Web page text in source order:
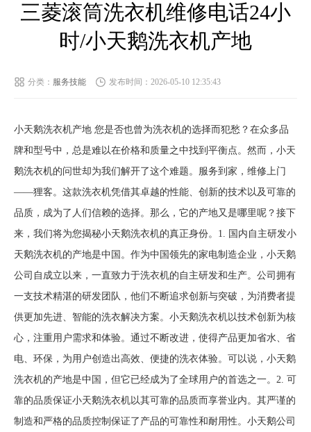
三菱滚筒洗衣机维修电话24小
时/小天鹅洗衣机产地
分类： 服务技能 发布时间：2026-05-10 12:35:43
小天鹅洗衣机产地 您是否也曾为洗衣机的选择而犯愁？在众多品
牌和型号中，总是难以在价格和质量之中找到平衡点。然而，小天
鹅洗衣机的问世却为我们解开了这个难题。服务到家，维修上门
——狸客。这款洗衣机凭借其卓越的性能、创新的技术以及可靠的
品质，成为了人们信赖的选择。那么，它的产地又是哪里呢？接下
来，我们将为您揭秘小天鹅洗衣机的真正身份。1. 国内自主研发小
天鹅洗衣机的产地是中国。作为中国领先的家电制造企业，小天鹅
公司自成立以来，一直致力于洗衣机的自主研发和生产。公司拥有
一支技术精湛的研发团队，他们不断追求创新与突破，为消费者提
供更加先进、智能的洗衣解决方案。小天鹅洗衣机以技术创新为核
心，注重用户需求和体验。通过不断改进，使得产品更加省水、省
电、环保，为用户创造出高效、便捷的洗衣体验。可以说，小天鹅
洗衣机的产地是中国，但它已经成为了全球用户的首选之一。2. 可
靠的品质保证小天鹅洗衣机以其可靠的品质而享誉业内。其严谨的
制造和严格的品质控制保证了产品的可靠性和耐用性。小天鹅公司